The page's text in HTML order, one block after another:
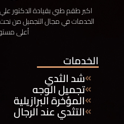
اكبر طقم طبي بقيادة الدكتور
الخدمات في مجال التجميل من
أعلى
الخدمات
شد الثدي
تجميل الوجه
المؤخرة البرازيلية
التثدي عند الرجال